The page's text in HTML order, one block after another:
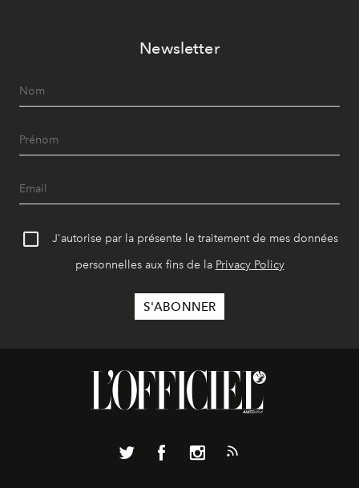
Newsletter
J'autorise par la présente le traitement de mes données
personnelles aux fins de la Privacy Policy